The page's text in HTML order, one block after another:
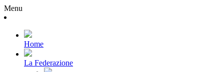
Menu
Home
La Federazione